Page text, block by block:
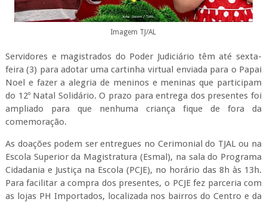
Imagem TJ/AL
Servidores e magistrados do Poder Judiciário têm até sexta-
feira (3) para adotar uma cartinha virtual enviada para o Papai
Noel e fazer a alegria de meninos e meninas que participam
do 12º Natal Solidário. O prazo para entrega dos presentes foi
ampliado para que nenhuma criança fique de fora da
comemoração.
As doações podem ser entregues no Cerimonial do TJAL ou na
Escola Superior da Magistratura (Esmal), na sala do Programa
Cidadania e Justiça na Escola (PCJE), no horário das 8h às 13h.
Para facilitar a compra dos presentes, o PCJE fez parceria com
as lojas PH Importados, localizada nos bairros do Centro e da